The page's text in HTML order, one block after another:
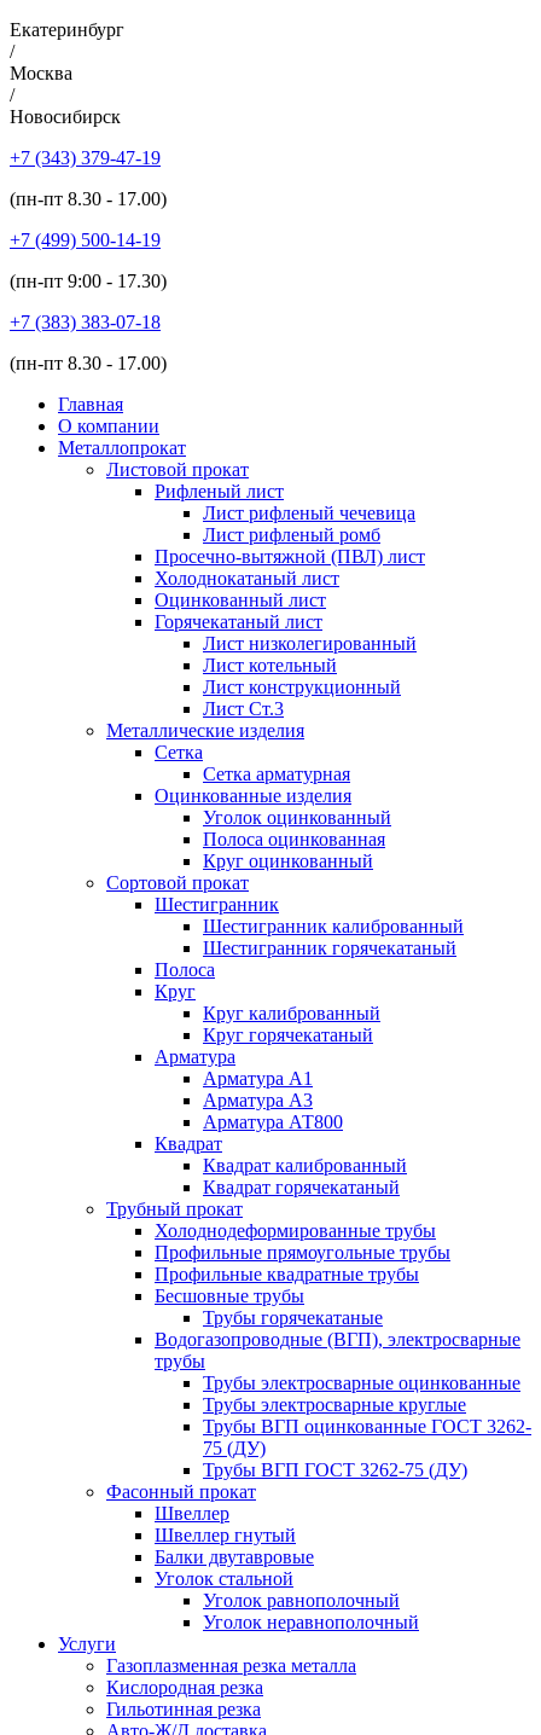
Екатеринбург
/
Москва
/
Новосибирск
+7 (343) 379-47-19
(пн-пт 8.30 - 17.00)
+7 (499) 500-14-19
(пн-пт 9:00 - 17.30)
+7 (383) 383-07-18
(пн-пт 8.30 - 17.00)
Главная
О компании
Металлопрокат
Листовой прокат
Рифленый лист
Лист рифленый чечевица
Лист рифленый ромб
Просечно-вытяжной (ПВЛ) лист
Холоднокатаный лист
Оцинкованный лист
Горячекатаный лист
Лист низколегированный
Лист котельный
Лист конструкционный
Лист Ст.3
Металлические изделия
Сетка
Сетка арматурная
Оцинкованные изделия
Уголок оцинкованный
Полоса оцинкованная
Круг оцинкованный
Сортовой прокат
Шестигранник
Шестигранник калиброванный
Шестигранник горячекатаный
Полоса
Круг
Круг калиброванный
Круг горячекатаный
Арматура
Арматура А1
Арматура А3
Арматура АТ800
Квадрат
Квадрат калиброванный
Квадрат горячекатаный
Трубный прокат
Холоднодеформированные трубы
Профильные прямоугольные трубы
Профильные квадратные трубы
Бесшовные трубы
Трубы горячекатаные
Водогазопроводные (ВГП), электросварные
трубы
Трубы электросварные оцинкованные
Трубы электросварные круглые
Трубы ВГП оцинкованные ГОСТ 3262-
75 (ДУ)
Трубы ВГП ГОСТ 3262-75 (ДУ)
Фасонный прокат
Швеллер
Швеллер гнутый
Балки двутавровые
Уголок стальной
Уголок равнополочный
Уголок неравнополочный
Услуги
Газоплазменная резка металла
Кислородная резка
Гильотинная резка
Авто-Ж/Д доставка